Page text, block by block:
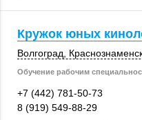
Кружок юных
Волгоград ,
Обучение рабочим
+7 (442) 781-50-73
8 (919) 549-88-29